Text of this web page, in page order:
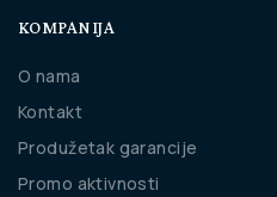
KOMPANIJA
O nama
Kontakt
Produžetak garancije
Promo aktivnosti